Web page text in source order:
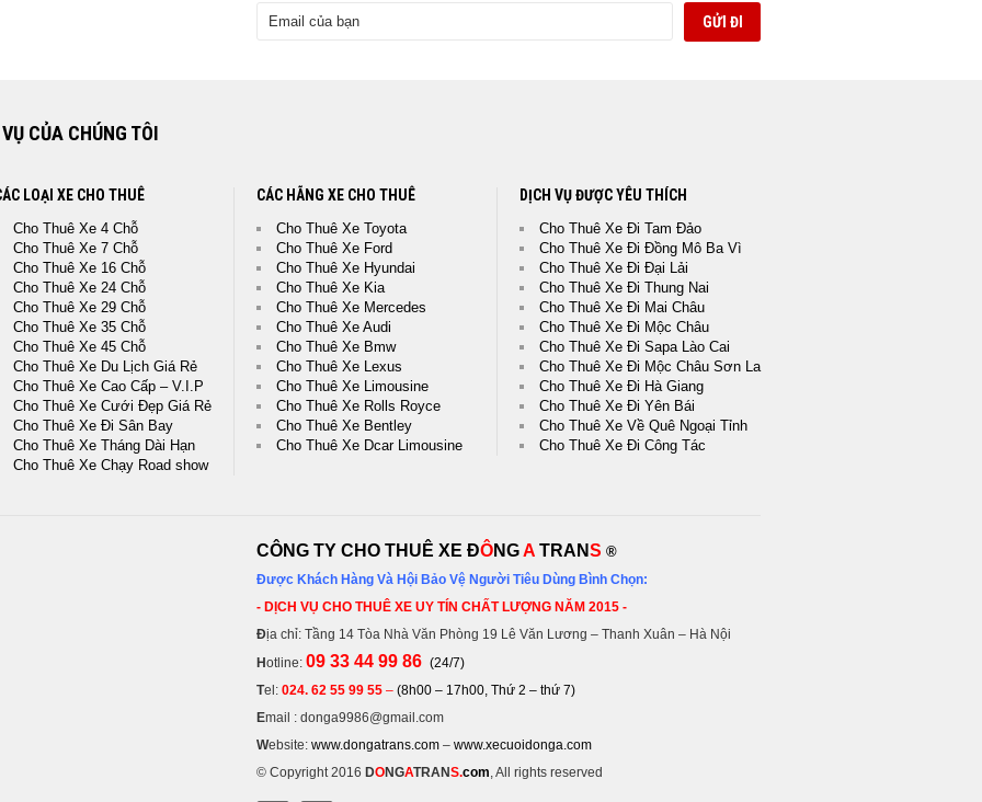
CỦA CHÚNG TÔI
LOẠI XE CHO THUÊ
Cho Thuê Xe 4 Chỗ
Cho Thuê Xe 7 Chỗ
Cho Thuê Xe 16 Chỗ
Cho Thuê Xe 24 Chỗ
Cho Thuê Xe 29 Chỗ
Cho Thuê Xe 35 Chỗ
Cho Thuê Xe 45 Chỗ
Cho Thuê Xe Du Lịch Giá Rẻ
Cho Thuê Xe Cao Cấp – V.I.P
Cho Thuê Xe Cưới Đẹp Giá Rẻ
Cho Thuê Xe Đi Sân Bay
Cho Thuê Xe Tháng Dài Hạn
Cho Thuê Xe Chạy Road show
CÁC HÃNG XE CHO THUÊ
Cho Thuê Xe Toyota
Cho Thuê Xe Ford
Cho Thuê Xe Hyundai
Cho Thuê Xe Kia
Cho Thuê Xe Mercedes
Cho Thuê Xe Audi
Cho Thuê Xe Bmw
Cho Thuê Xe Lexus
Cho Thuê Xe Limousine
Cho Thuê Xe Rolls Royce
Cho Thuê Xe Bentley
Cho Thuê Xe Dcar Limousine
DỊCH VỤ ĐƯỢC YÊU THÍCH
Cho Thuê Xe Đi Tam Đảo
Cho Thuê Xe Đi Đồng Mô Ba Vì
Cho Thuê Xe Đi Đại Lải
Cho Thuê Xe Đi Thung Nai
Cho Thuê Xe Đi Mai Châu
Cho Thuê Xe Đi Mộc Châu
Cho Thuê Xe Đi Sapa Lào Cai
Cho Thuê Xe Đi Mộc Châu Sơn La
Cho Thuê Xe Đi Hà Giang
Cho Thuê Xe Đi Yên Bái
Cho Thuê Xe Về Quê Ngoại Tỉnh
Cho Thuê Xe Đi Công Tác
CÔNG TY CHO THUÊ XE ĐÔNGA TRANS ®
Được Khách Hàng Và Hội Bảo Vệ Người Tiêu Dùng Bình Chọn:
- DỊCH VỤ CHO THUÊ XE UY TÍN CHẤT LƯỢNG NĂM 2015 -
Địa chỉ: Tầng 14 Tòa Nhà Văn Phòng 19 Lê Văn Lương – Thanh Xuân – Hà Nội
H otline: 09 33 44 99 86 (24/7)
Tel: 024. 62 55 99 55 – (8h00 – 17h00, Thứ 2 – thứ 7)
Email : donga9986@gmail.com
Website: www.dongatrans.com – www.xecuoidonga.com
© Copyright 2016 DONGATRANS.com, All rights reserved